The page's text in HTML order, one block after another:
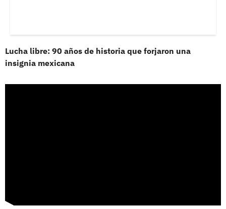
Lucha libre: 90 años de historia que forjaron una
insignia mexicana